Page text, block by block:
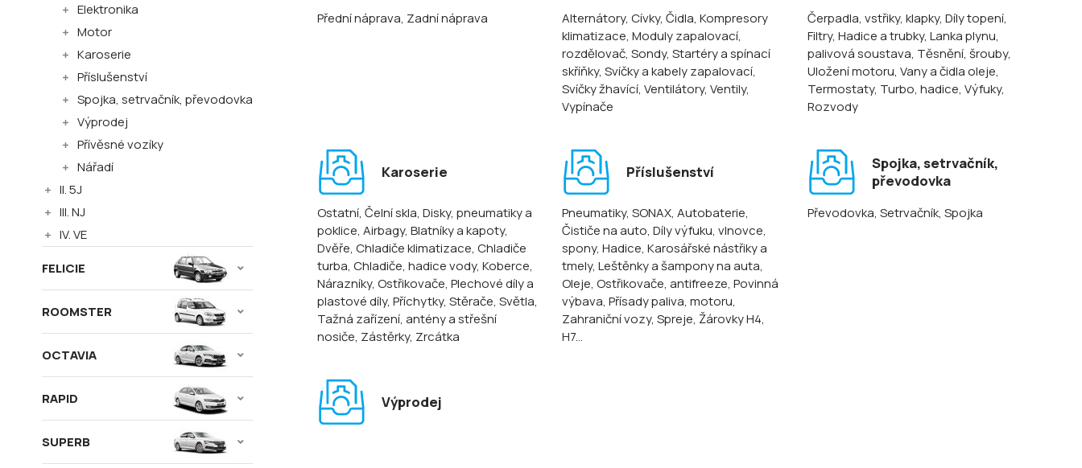
Přední náprava, Zadní náprava Alternátory, Cívky, Čidla, Kompresory
klimatizace, Moduly zapalovací,
rozdělovač, Sondy, Startéry a spínací
skříňky, Svíčky a kabely zapalovací,
Svíčky žhavící, Ventilátory, Ventily,
Vypínače
Čerpadla, vstřiky, klapky, Díly topení,
Filtry, Hadice a trubky, Lanka plynu,
palivová soustava, Těsnění, šrouby,
Uložení motoru, Vany a čidla oleje,
Termostaty, Turbo, hadice, Výfuky,
Rozvody
Karoserie
Ostatní, Čelní skla, Disky, pneumatiky a
poklice, Airbagy, Blatníky a kapoty,
Dvěře, Chladiče klimatizace, Chladiče
turba, Chladiče, hadice vody, Koberce,
Nárazníky, Ostřikovače, Plechové díly a
plastové díly, Příchytky, Stěrače, Světla,
Tažná zařízení, antény a střešní
nosiče, Zástěrky, Zrcátka
Příslušenství
Pneumatiky, SONAX, Autobaterie,
Čističe na auto, Díly výfuku, vlnovce,
spony, Hadice, Karosářské nástřiky a
tmely, Leštěnky a šampony na auta,
Oleje, Ostřikovače, antifreeze, Povinná
výbava, Přísady paliva, motoru,
Zahraniční vozy, Spreje, Žárovky H4,
H7...
Spojka, setrvačník,
převodovka
Převodovka, Setrvačník, Spojka
Výprodej
Elektronika
Motor
Karoserie
Příslušenství
Spojka, setrvačník, převodovka
Výprodej
Přívěsné vozíky
Nářadí
II. 5J
III. NJ
IV. VE
FELICIE
ROOMSTER
OCTAVIA
RAPID
SUPERB